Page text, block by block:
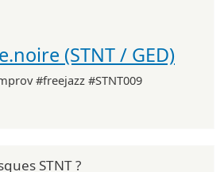
(STNT / GED)
#freejazz #STNT009
STNT ?